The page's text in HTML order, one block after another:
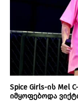
Spice Girls-ის Mel
იმყოფებოდა